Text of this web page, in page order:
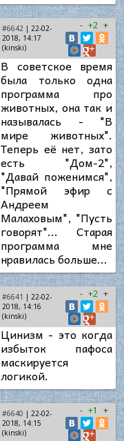
#6642 | 22-02-
2018, 14:17
(kinski)
- +2 +
В советское время
была только одна
программа про
животных, она так и
называлась - "В
мире животных".
Теперь её нет, зато
есть "Дом-2",
"Давай поженимся",
"Прямой эфир с
Андреем
Малаховым", "Пусть
говорят"... Старая
программа мне
нравилась больше...
#6641 | 22-02-
2018, 14:16
(kinski)
- +2 +
Цинизм - это когда
избыток пафоса
маскируется
логикой.
#6640 | 22-02-
2018, 14:15
(kinski)
- +1 +